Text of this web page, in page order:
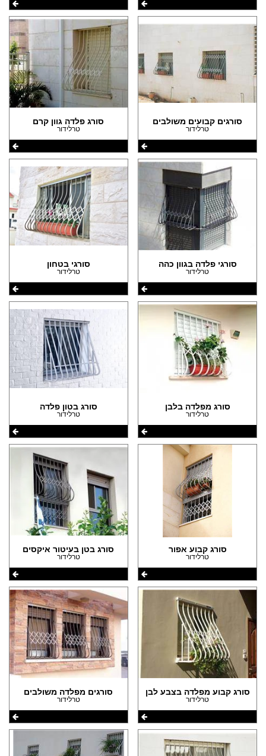
סורגים קבועים משולבים
טרלידור
סורג פלדה גוון קרם
טרלידור
סורגי פלדה בגוון כהה
טרלידור
סורגי בטחון
טרלידור
סורג מפלדה בלבן
טרלידור
סורג בטון פלדה
טרלידור
סורג קבוע אפור
טרלידור
סורג בטן בעיטור איקסים
טרלידור
סורג קבוע מפלדה בצבע לבן
טרלידור
סורגים מפלדה משולבים
טרלידור